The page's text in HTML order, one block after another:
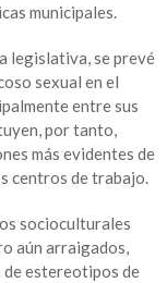
municipales.
legislativa, se prevé
sexual en el
entre sus
por tanto,
más evidentes de
centros de trabajo.
socioculturales
aún arraigados,
estereotipos de